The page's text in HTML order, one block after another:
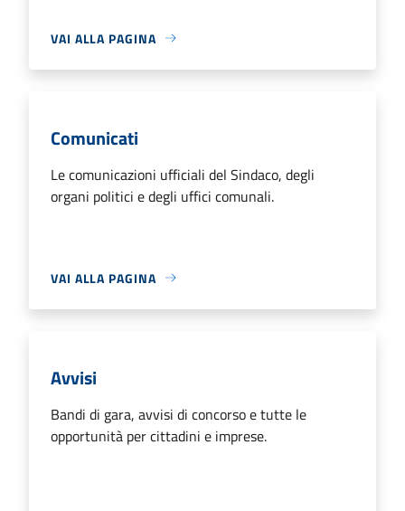
VAI ALLA PAGINA
Comunicati
Le comunicazioni ufficiali del Sindaco, degli
organi politici e degli uffici comunali.
VAI ALLA PAGINA
Avvisi
Bandi di gara, avvisi di concorso e tutte le
opportunità per cittadini e imprese.